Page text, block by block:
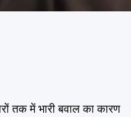
तक में भारी बवाल का कारण